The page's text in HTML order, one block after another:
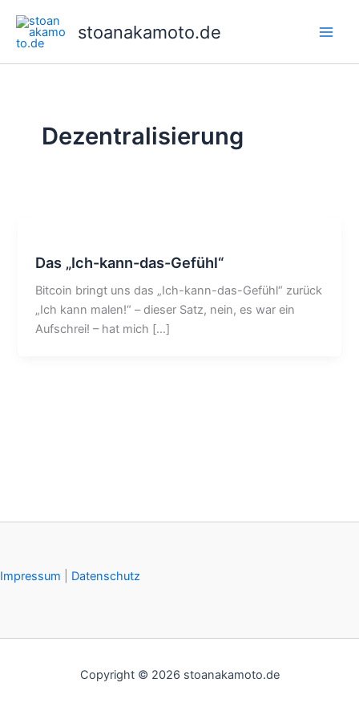
Inhalt
springen
stoanakamoto.de
Dezentralisierung
Das „Ich-kann-das-Gefühl“
Bitcoin bringt uns das „Ich-kann-das-Gefühl“ zurück
„Ich kann malen!“ – dieser Satz, nein, es war ein
Aufschrei! – hat mich […]
Impressum Datenschutz
Copyright © 2026 stoanakamoto.de